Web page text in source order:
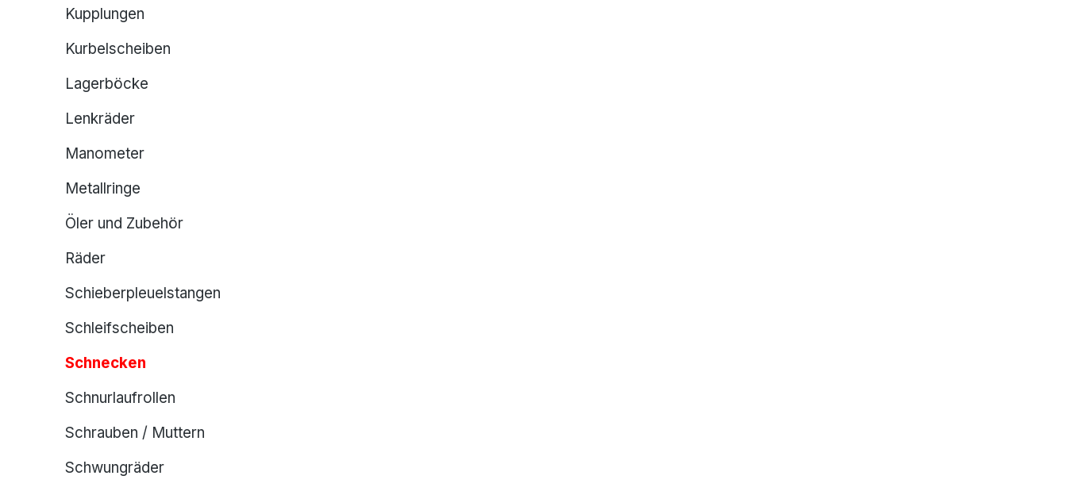
Kupplungen
Kurbelscheiben
Lagerböcke
Lenkräder
Manometer
Metallringe
Öler und Zubehör
Räder
Schieberpleuelstangen
Schleifscheiben
Schnecken
Schnurlaufrollen
Schrauben / Muttern
Schwungräder